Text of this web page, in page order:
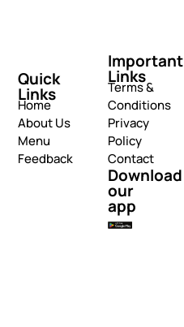
Quick
Links
Home
About Us
Menu
Feedback
Important
Links
Terms &
Conditions
Privacy
Policy
Contact
Download
our
app